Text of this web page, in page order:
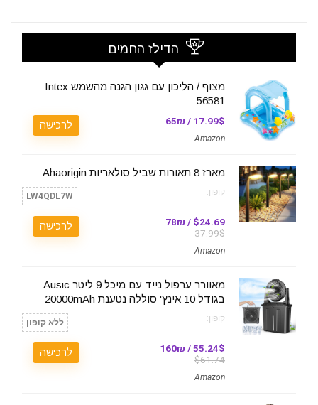
הדילז החמים
מצוף / הליכון עם גגון הגנה מהשמש Intex
56581
17.99$ / 65₪
Amazon
לרכישה
מארז 8 תאורות שביל סולאריות Ahaorigin
קופון: LW4QDL7W
$24.69 / 78₪
37.99$
Amazon
לרכישה
מאוורר ערפול נייד עם מיכל 9 ליטר Ausic
בגודל 10 אינץ' סוללה נטענת 20000mAh
קופון: ללא קופון
55.24$ / 160₪
$61.74
Amazon
לרכישה